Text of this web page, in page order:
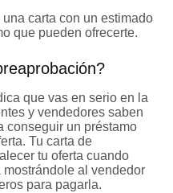
carta con un estimado
que pueden ofrecerte.
que vas en serio en la
y vendedores saben
conseguir un préstamo
Tu carta de
tu oferta cuando
al vendedor
para pagarla.